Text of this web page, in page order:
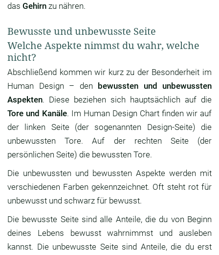
das Gehirn zu nähren.
Bewusste und unbewusste Seite
Welche Aspekte nimmst du wahr, welche
nicht?
Abschließend kommen wir kurz zu der Besonderheit im
Human Design – den bewussten und unbewussten
Aspekten. Diese beziehen sich hauptsächlich auf die
Tore und Kanäle. Im Human Design Chart finden wir auf
der linken Seite (der sogenannten Design-Seite) die
unbewussten Tore. Auf der rechten Seite (der
persönlichen Seite) die bewussten Tore.
Die unbewussten und bewussten Aspekte werden mit
verschiedenen Farben gekennzeichnet. Oft steht rot für
unbewusst und schwarz für bewusst.
Die bewusste Seite sind alle Anteile, die du von Beginn
deines Lebens bewusst wahrnimmst und ausleben
kannst. Die unbewusste Seite sind Anteile, die du erst